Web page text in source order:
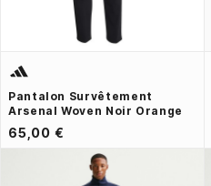
Pantalon Survêtement
Arsenal Woven Noir Orange
65,00 €